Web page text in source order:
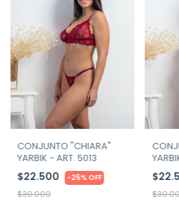
CONJUNTO "CHIARA"
YARBIK - ART. 5013
$22.500 -25% OFF
$30.000